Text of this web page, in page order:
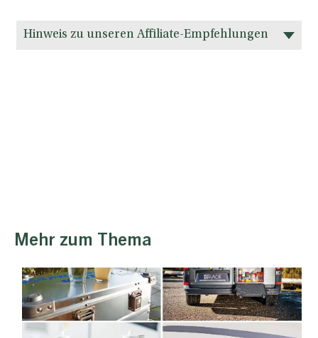
Hinweis zu unseren Affiliate-Empfehlungen
Mehr zum Thema